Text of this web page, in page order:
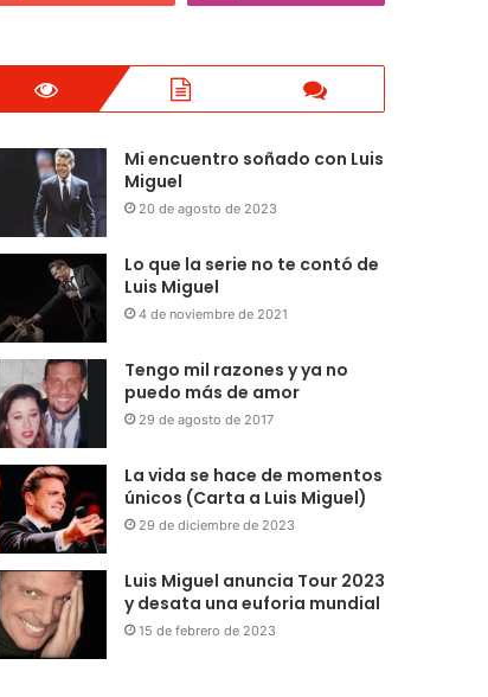
Mi encuentro soñado con Luis
Miguel
20 de agosto de 2023
Lo que la serie no te contó de
Luis Miguel
4 de noviembre de 2021
Tengo mil razones y ya no
puedo más de amor
29 de agosto de 2017
La vida se hace de momentos
únicos (Carta a Luis Miguel)
29 de diciembre de 2023
Luis Miguel anuncia Tour 2023
y desata una euforia mundial
15 de febrero de 2023